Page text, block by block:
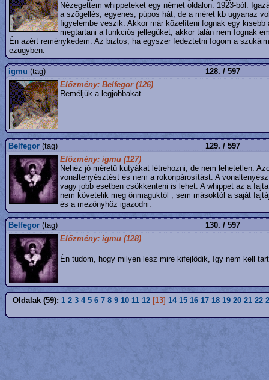
Nézegettem whippeteket egy német oldalon. 1923-ból.
a szögellés, egyenes, púpos hát, de a méret kb ugyanaz
figyelembe veszik. Akkor már közelíteni fognak egy
megtartani a funkciós jellegüket, akkor talán nem fognak
Én azért reménykedem. Az biztos, ha egyszer fedeztetni fogom a
ezügyben.
igmu (tag)
128. / 597
Előzmény: Belfegor (126)
Reméljük a legjobbakat.
Belfegor (tag)
129. / 597
Előzmény: igmu (127)
Nehéz jó méretű kutyákat létrehozni, de nem lehetetlen.
vonaltenyésztést és nem a rokonpárosítást. A
vagy jobb esetben csökkenteni is lehet. A whippet az a
nem követelik meg önmaguktól , sem másoktól a saját
és a mezőnyhöz igazodni.
Belfegor (tag)
130. / 597
Előzmény: igmu (128)
Én tudom, hogy milyen lesz mire kifejlődik, így nem kell
Oldalak (59): 1 2 3 4 5 6 7 8 9 10 11 12 [13] 14 15 16 17 18 19 20 21 22